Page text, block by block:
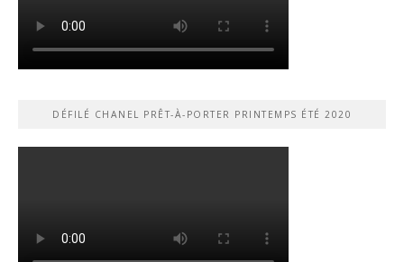
DÉFILÉ CHANEL PRÊT-À-PORTER PRINTEMPS ÉTÉ 2020